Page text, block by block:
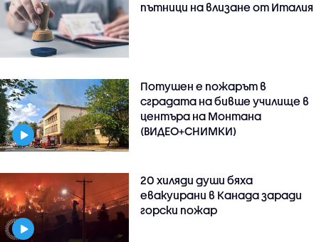
пътници на влизане от Италия
Потушен е пожарът в
сградата на бивше училище в
центъра на Монтана
(ВИДЕО+СНИМКИ)
20 хиляди души бяха
евакуирани в Канада заради
горски пожар